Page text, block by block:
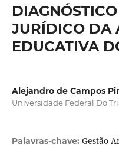
JURÍDICO DA
EDUCATIVA
Alejandro de Campos
Universidade Federal Do
Palavras-chave: Gestão